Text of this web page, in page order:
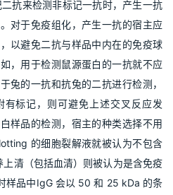
对于免疫组化，产生一抗的宿主应
以避免二抗与样品中内在的免疫球
，用于检测鼠源蛋白的一抗就不应
兔的一抗和抗兔的二抗进行检测，
标记，则可避免上述交叉反应发
样品的检测，宿主的种类选择不用
的细胞裂解液就被认为不包含
清（包括血清）则被认为是含免疫
样品中IgG 会以 50 和 25 kDa 的条